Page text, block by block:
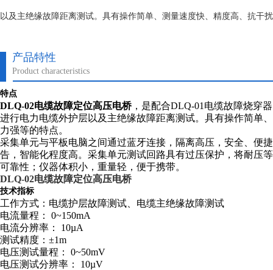
以及主绝缘故障距离测试。具有操作简单、测量速度快、精度高、抗干
产品特性
Product characteristics
特点
DLQ-02电缆故障定位高压电桥，是配合DLQ-01电缆故障烧穿
进行电力电缆外护层以及主绝缘故障距离测试。具有操作简单
力强等的特点。
采集单元与平板电脑之间通过蓝牙连接，隔离高压，安全、便
告，智能化程度高。采集单元测试回路具有过压保护，将耐压
可靠性；仪器体积小，重量轻，便于携带。
DLQ-02电缆故障定位高压电桥
技术指标
工作方式：电缆护层故障测试、电缆主绝缘故障测试
电流量程： 0~150mA
电流分辨率： 10µA
测试精度：±1m
电压测试量程： 0~50mV
电压测试分辨率： 10µV